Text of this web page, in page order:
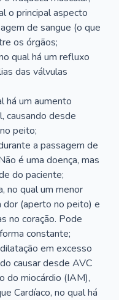
o principal aspecto
de sangue (o que
os órgãos;
qual há um refluxo
das válvulas
há um aumento
causando desde
peito;
a passagem de
é uma doença, mas
do paciente;
no qual um menor
dor (aperto no peito) e
no coração. Pode
constante;
em excesso
causar desde AVC
do miocárdio (IAM),
Cardíaco, no qual há